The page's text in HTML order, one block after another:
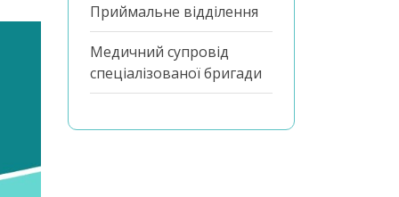
Приймальне відділення
Медичний супровід
спеціалізованої бригади